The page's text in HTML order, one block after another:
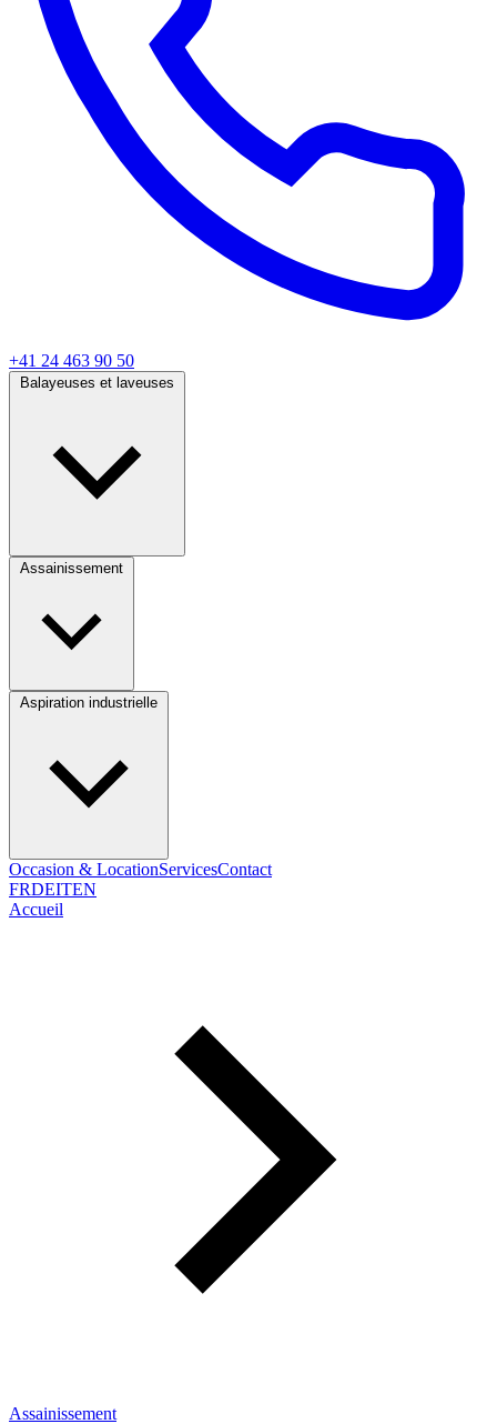
+41 24 463 90 50
Occasion & LocationServicesContact
FRDEITEN
Accueil
Assainissement